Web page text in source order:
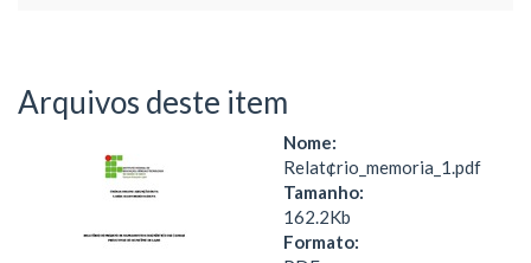
Arquivos deste item
Nome:
Relat¢rio_memoria_1.pdf
Tamanho:
162.2Kb
Formato: